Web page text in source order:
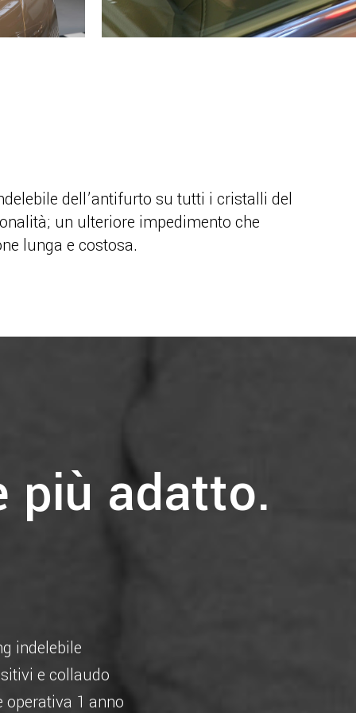
dell’antifurto su tutti i cristalli del
un ulteriore impedimento che
lunga e costosa.
più adatto.
indelebile
e collaudo
operativa 1 anno